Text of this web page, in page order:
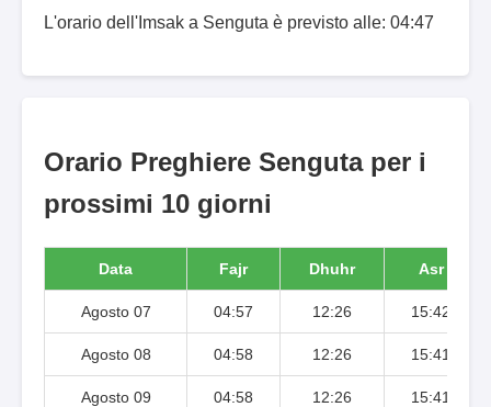
L'orario dell'Imsak a Senguta è previsto alle: 04:47
Orario Preghiere Senguta per i
prossimi 10 giorni
Data Fajr Dhuhr Asr
Agosto 07 04:57 12:26 15:42
Agosto 08 04:58 12:26 15:41
Agosto 09 04:58 12:26 15:41